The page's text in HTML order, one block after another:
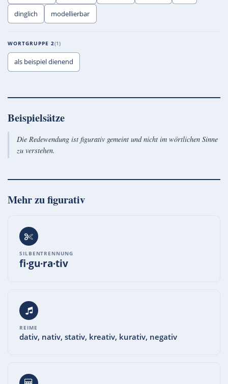
dinglich modellierbar
WORTGRUPPE 2 1
als beispiel dienend
Beispielsätze
Die Redewendung ist figurativ gemeint und nicht im wörtlichen Sinne
zu verstehen.
Mehr zufigurativ
SILBENTRENNUNG
fi·gu·ra·tiv
REIME
dativ, nativ, stativ, kreativ, kurativ, negativ